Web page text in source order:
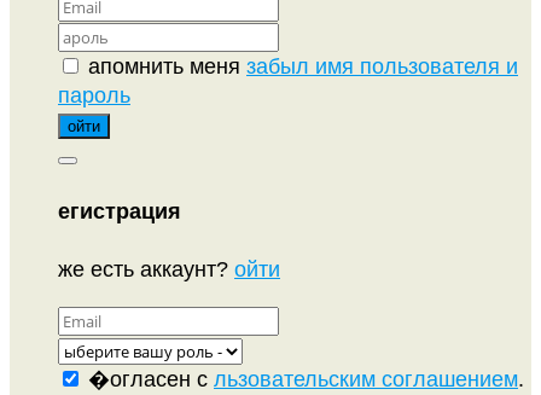
апомнить меня забыл имя пользователя и
пароль
егистрация
же есть аккаунт? ойти
�огласен с льзовательским соглашением.